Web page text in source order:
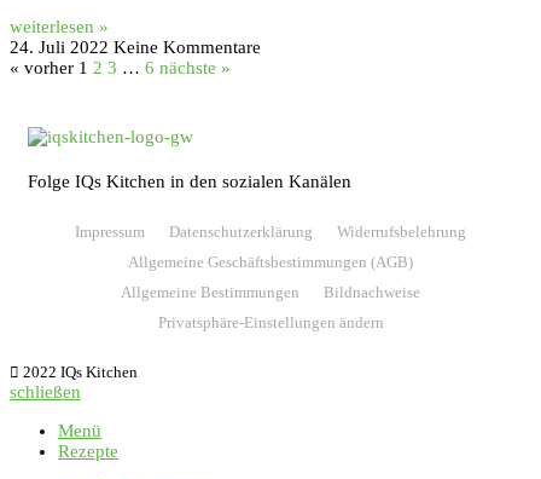
weiterlesen »
24. Juli 2022 Keine Kommentare
« vorher 1 2 3 … 6 nächste »
Folge IQs Kitchen in den sozialen Kanälen
Impressum Datenschutzerklärung
Widerrufsbelehrung
Allgemeine Geschäftsbestimmungen (AGB)
Allgemeine Bestimmungen
Bildnachweise
Privatsphäre-Einstellungen ändern
2022 IQs Kitchen
schließen
Menü
Rezepte